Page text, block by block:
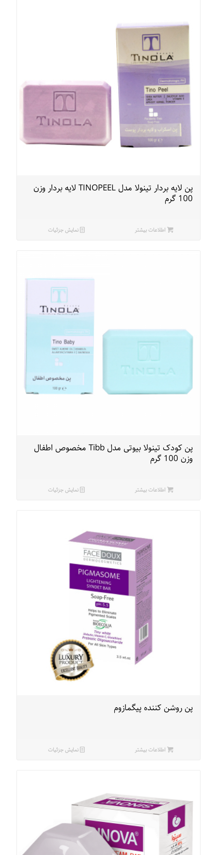
پن لایه بردار تینولا مدل TINOPEEL لایه بردار وزن
100 گرم
اطلاعات بیشتر نمایش جزئیات
پن کودک تینولا بیوتی مدل Tibb مخصوص اطفال
وزن 100 گرم
اطلاعات بیشتر نمایش جزئیات
پن روشن کننده پیگمازوم
اطلاعات بیشتر نمایش جزئیات